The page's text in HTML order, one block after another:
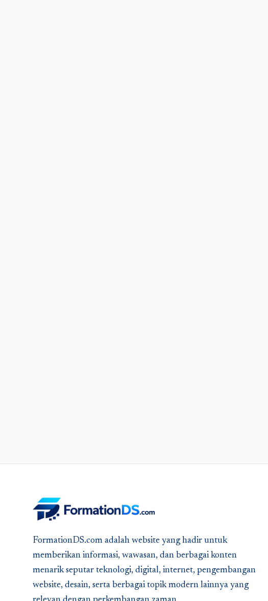
FormationDS.com adalah website yang hadir untuk
memberikan informasi, wawasan, dan berbagai konten
menarik seputar teknologi, digital, internet, pengembangan
website, desain, serta berbagai topik modern lainnya yang